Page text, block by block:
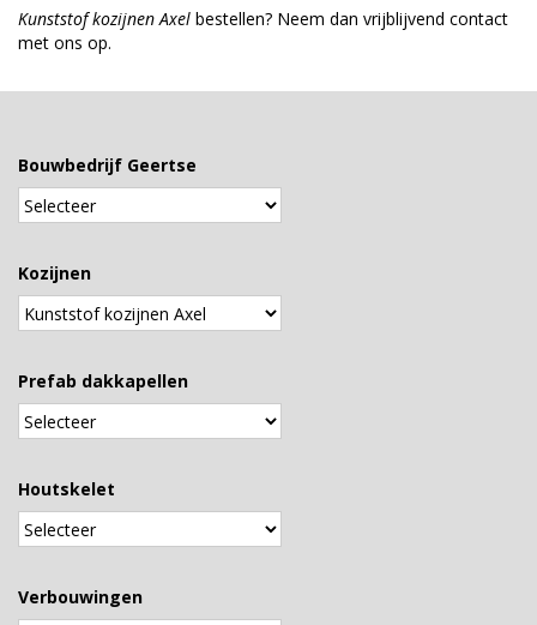
Kunststof kozijnen Axel bestellen? Neem dan vrijblijvend contact
met ons op.
Bouwbedrijf Geertse
Kozijnen
Prefab dakkapellen
Houtskelet
Verbouwingen